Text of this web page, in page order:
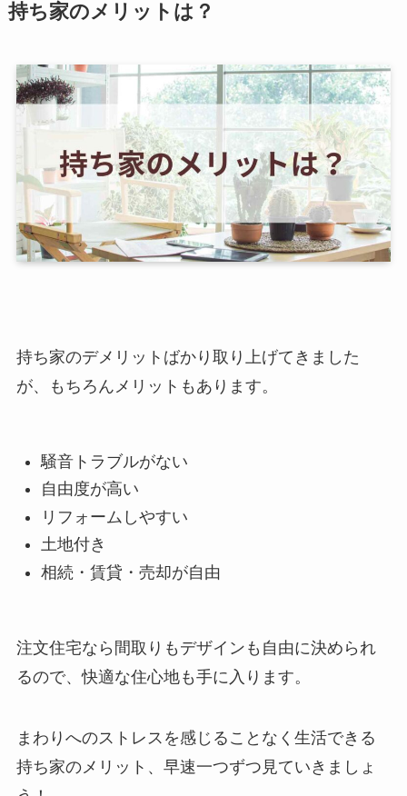
持ち家のメリットは？
持ち家のデメリットばかり取り上げてきました
が、もちろんメリットもあります。
騒音トラブルがない
自由度が高い
リフォームしやすい
土地付き
相続・賃貸・売却が自由
注文住宅なら間取りもデザインも自由に決められ
るので、快適な住心地も手に入ります。
まわりへのストレスを感じることなく生活できる
持ち家のメリット、早速一つずつ見ていきましょ